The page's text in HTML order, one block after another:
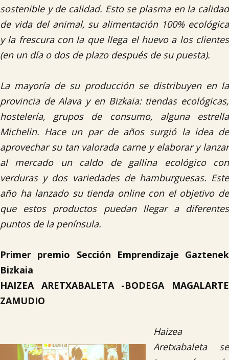
sostenible y de calidad. Esto se plasma en la calidad
de vida del animal, su alimentación 100% ecológica
y la frescura con la que llega el huevo a los clientes
(en un día o dos de plazo después de su puesta).
La mayoría de su producción se distribuyen en la
provincia de Alava y en Bizkaia: tiendas ecológicas,
hostelería, grupos de consumo, alguna estrella
Michelin. Hace un par de años surgió la idea de
aprovechar su tan valorada carne y elaborar y lanzar
al mercado un caldo de gallina ecológico con
verduras y dos variedades de hamburguesas. Este
año ha lanzado su tienda online con el objetivo de
que estos productos puedan llegar a diferentes
puntos de la península.
Primer premio Sección Emprendizaje Gaztenek
Bizkaia
HAIZEA ARETXABALETA -BODEGA MAGALARTE
ZAMUDIO
Haizea
Aretxabaleta se